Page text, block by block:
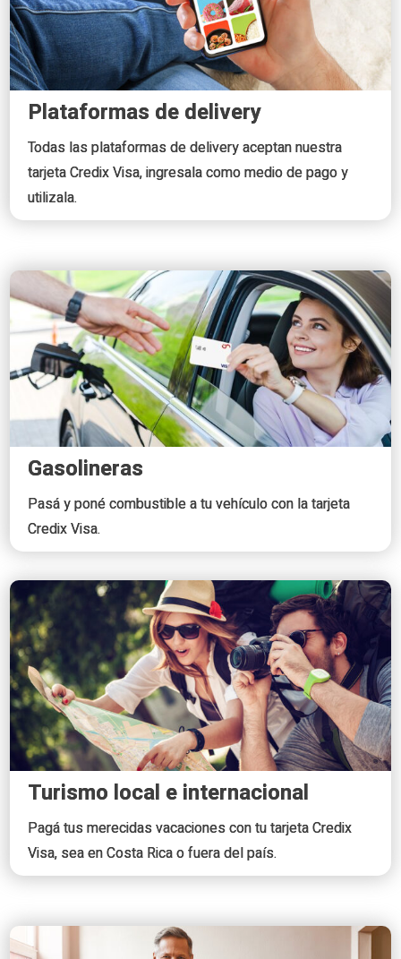
Plataformas de delivery
Todas las plataformas de delivery aceptan nuestra
tarjeta Credix Visa, ingresala como medio de pago y
utilizala.
Gasolineras
Pasá y poné combustible a tu vehículo con la tarjeta
Credix Visa.
Turismo local e internacional
Pagá tus merecidas vacaciones con tu tarjeta Credix
Visa, sea en Costa Rica o fuera del país.